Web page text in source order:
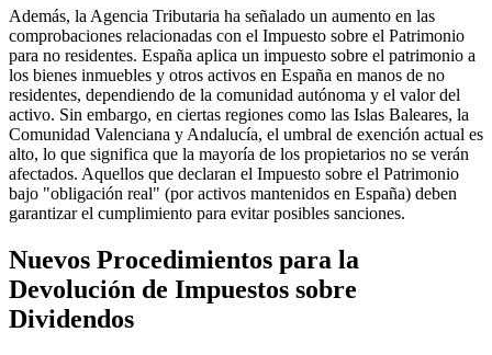
Además, la Agencia Tributaria ha señalado un aumento en las
comprobaciones relacionadas con el Impuesto sobre el Patrimonio
para no residentes. España aplica un impuesto sobre el patrimonio a
los bienes inmuebles y otros activos en España en manos de no
residentes, dependiendo de la comunidad autónoma y el valor del
activo. Sin embargo, en ciertas regiones como las Islas Baleares, la
Comunidad Valenciana y Andalucía, el umbral de exención actual es
alto, lo que significa que la mayoría de los propietarios no se verán
afectados. Aquellos que declaran el Impuesto sobre el Patrimonio
bajo "obligación real" (por activos mantenidos en España) deben
garantizar el cumplimiento para evitar posibles sanciones.
Nuevos Procedimientos para la
Devolución de Impuestos sobre
Dividendos